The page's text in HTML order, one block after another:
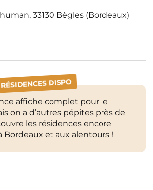
33130 Bègles (Bordeaux)
DISPO
affiche complet pour le
on a d’autres pépites près de
les résidences encore
Bordeaux et aux alentours !